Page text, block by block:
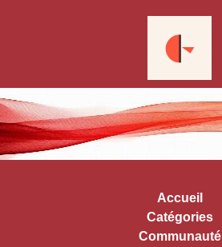
Accueil
Catégories
Communauté